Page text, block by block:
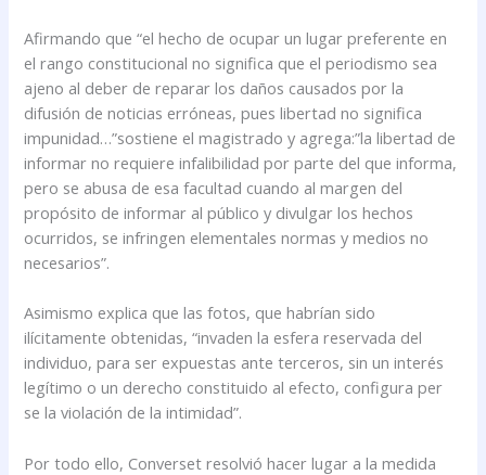
Afirmando que “el hecho de ocupar un lugar preferente en
el rango constitucional no significa que el periodismo sea
ajeno al deber de reparar los daños causados por la
difusión de noticias erróneas, pues libertad no significa
impunidad…”sostiene el magistrado y agrega:”la libertad de
informar no requiere infalibilidad por parte del que informa,
pero se abusa de esa facultad cuando al margen del
propósito de informar al público y divulgar los hechos
ocurridos, se infringen elementales normas y medios no
necesarios”.
Asimismo explica que las fotos, que habrían sido
ilícitamente obtenidas, “invaden la esfera reservada del
individuo, para ser expuestas ante terceros, sin un interés
legítimo o un derecho constituido al efecto, configura per
se la violación de la intimidad”.
Por todo ello, Converset resolvió hacer lugar a la medida